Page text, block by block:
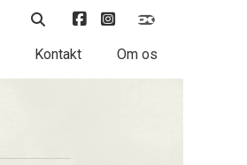
Kontakt Om os